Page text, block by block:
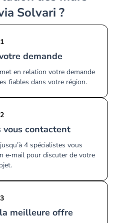
Solvari ?
1
demande
en relation votre demande
fiables dans votre région.
2
vous contactent
4 spécialistes vous
e‑mail pour discuter de votre
3
la meilleure offre